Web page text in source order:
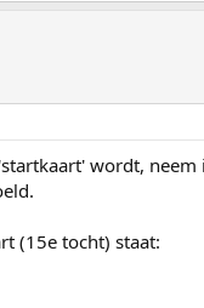
wordt, neem
(15e tocht) staat: